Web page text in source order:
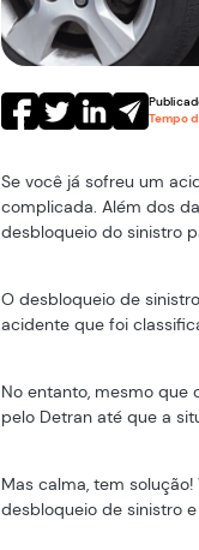
Tempo
Se você já sofreu um
complicada. Além dos
desbloqueio do sinistro
O desbloqueio de
acidente que foi
No entanto, mesmo que
pelo Detran até que a
Mas calma, tem
desbloqueio de sinistro